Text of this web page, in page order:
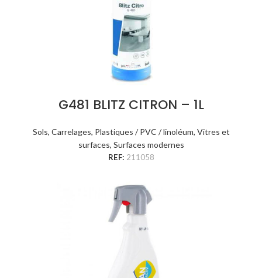
G481 BLITZ CITRON – 1L
Sols, Carrelages, Plastiques / PVC / linoléum, Vitres et
surfaces, Surfaces modernes
REF: 211058